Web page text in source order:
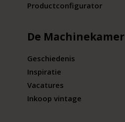
Productconfigurator
De Machinekamer
Geschiedenis
Inspiratie
Vacatures
Inkoop vintage